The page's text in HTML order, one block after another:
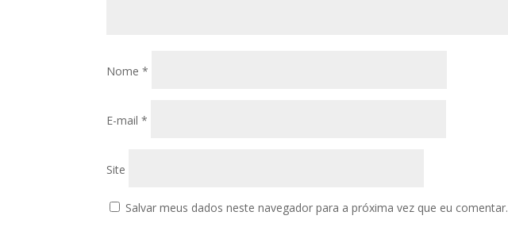
Nome*
E-mail*
Site
Salvar meus dados neste navegador para a próxima vez que eu comentar.